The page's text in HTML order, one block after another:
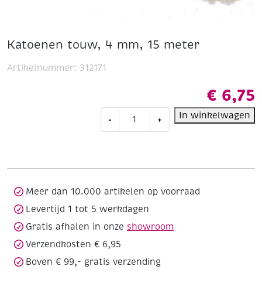
Katoenen touw, 4 mm, 15 meter
€ 6,75
-
aantal
+ In winkelwagen
Artikelnummer: 312171
Meer dan 10.000 artikelen op voorraad
Levertijd 1 tot 5 werkdagen
Gratis afhalen in onze showroom
Verzendkosten € 6,95
Boven € 99,- gratis verzending